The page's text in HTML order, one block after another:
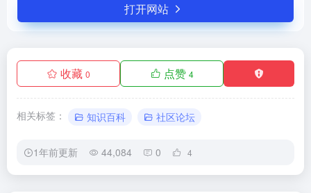
打开网站
收藏 0 点赞 4
相关标签： 知识百科 社区论坛
1年前更新 44,084 0 4